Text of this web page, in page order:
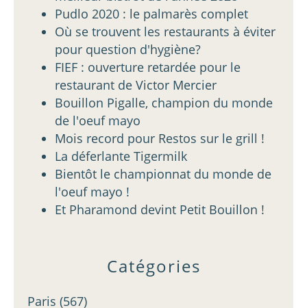
Catégories
Paris (567)
Pudlo 2020 : le palmarès complet
Où se trouvent les restaurants à éviter
pour question d'hygiène?
FIEF : ouverture retardée pour le
restaurant de Victor Mercier
Bouillon Pigalle, champion du monde
de l'oeuf mayo
Mois record pour Restos sur le grill !
La déferlante Tigermilk
Bientôt le championnat du monde de
l'oeuf mayo !
Et Pharamond devint Petit Bouillon !